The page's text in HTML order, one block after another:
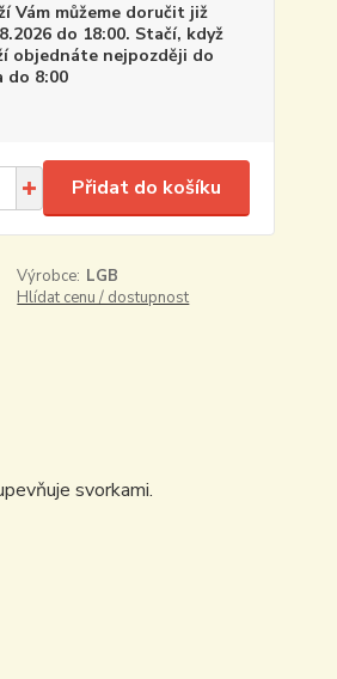
Vám můžeme doručit již
do 18:00. Stačí, když
objednáte nejpozději do
do 8:00
Přidat do košíku
Výrobce: LGB
Hlídat cenu / dostupnost
svorkami.